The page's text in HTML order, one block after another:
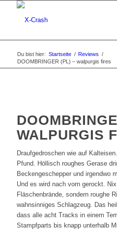
Du bist hier: Startseite / Reviews /
DOOMBRINGER (PL) – walpurgis fires
WALPURGIS
Draufgedroschen wie auf
Pfund. Höllisch roughes Gerase
Beckengeschepper und irgendwo
Und es wird nach vorn gerockt.
Fläschenbrände, sondern roughe
wahnsinniges Schlagzeug. Das
dass alle acht Tracks in einem
Stampfparts bis knapp unterhalb